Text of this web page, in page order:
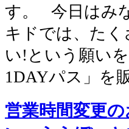
す。 今日はみ
キドでは、た
い!という願い
1DAYパス」を
営業時間変更